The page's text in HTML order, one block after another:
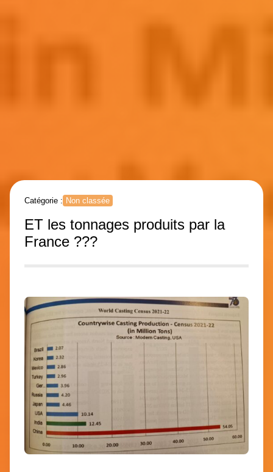
Catégorie : Non classée
ET les tonnages produits par la
France ???